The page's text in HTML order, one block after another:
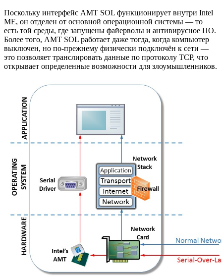
Поскольку интерфейс AMT SOL функционирует внутри Intel
ME, он отделен от основной операционной системы — то
есть той среды, где запущены файерволы и антивирусное ПО.
Более того, AMT SOL работает даже тогда, когда компьютер
выключен, но по-прежнему физически подключён к сети —
это позволяет транслировать данные по протоколу TCP, что
открывает определенные возможности для злоумышленников.